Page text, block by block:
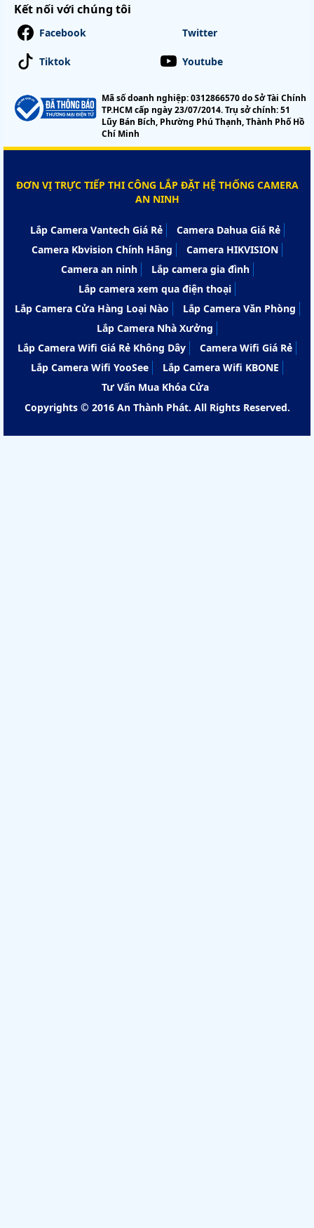
Kết nối với chúng tôi
Facebook Twitter
Tiktok Youtube
Mã số doanh nghiệp: 0312866570 do Sở Tài Chính
TP.HCM cấp ngày 23/07/2014. Trụ sở chính: 51
Lũy Bán Bích, Phường Phú Thạnh, Thành Phố Hồ
Chí Minh
ĐƠN VỊ TRỰC TIẾP THI CÔNG LẮP ĐẶT HỆ THỐNG CAMERA
AN NINH
Lắp Camera Vantech Giá Rẻ
Camera Dahua Giá Rẻ
Camera Kbvision Chính Hãng
Camera HIKVISION
Camera an ninh
Lắp camera gia đình
Lắp camera xem qua điện thoại
Lắp Camera Cửa Hàng Loại Nào
Lắp Camera Văn Phòng
Lắp Camera Nhà Xưởng
Lắp Camera Wifi Giá Rẻ Không Dây
Camera Wifi Giá Rẻ
Lắp Camera Wifi YooSee
Lắp Camera Wifi KBONE
Tư Vấn Mua Khóa Cửa
Copyrights © 2016 An Thành Phát. All Rights Reserved.